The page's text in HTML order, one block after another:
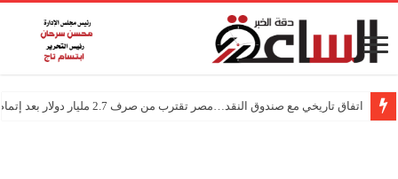
اتفاق تاريخي مع صندوق النقد…مصر تقترب من صرف 2.7 مليار دولار بعد إتمام المراجعتين
درجات الحرارة اليوم في مصر… أجواء باردة مع أمطار خفيفة